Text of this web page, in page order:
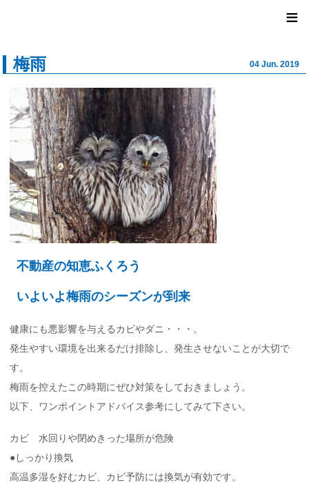
ユナイ
≡
梅雨 04 Jun. 2019
不動産の知恵ふくろう
いよいよ梅雨のシーズンが到来
健康にも悪影響を与えるカビやダニ・・・。
発生やすい環境を出来るだけ排除し、発生させないことが大切で
す。
梅雨を控えたこの時期にぜひ対策をしておきましょう。
以下、ワンポイントアドバイス参考にしてみて下さい。
カビ 水回りや閉めきった場所が危険
●しっかり換気
高温多湿を好むカビ、カビ予防には換気が有効です。